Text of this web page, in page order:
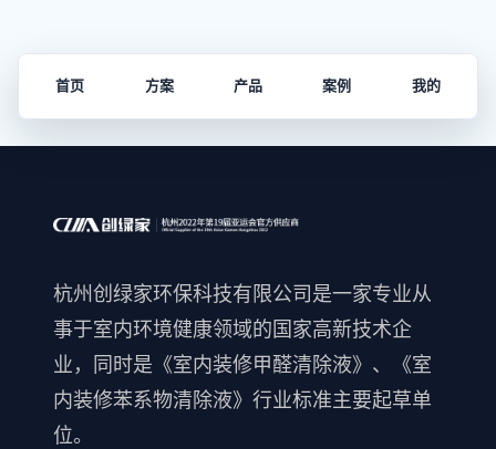
首页 方案 产品 案例 我的
杭州创绿家环保科技有限公司是一家专业从
事于室内环境健康领域的国家高新技术企
业，同时是《室内装修甲醛清除液》、《室
内装修苯系物清除液》行业标准主要起草单
位。